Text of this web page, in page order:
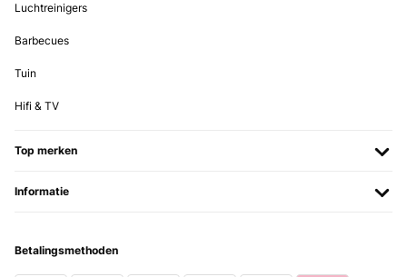
Hab erwartet, dass es so gut ist. Ein super "Hotdoger" !!! I a
Utilisateur d'Amazon
Luchtreinigers
Barbecues
Tuin
Hifi & TV
Top merken
Informatie
Betalingsmethoden